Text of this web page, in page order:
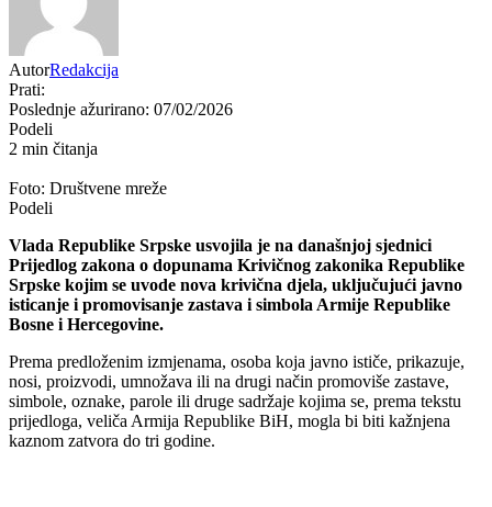
AutorRedakcija
Prati:
Poslednje ažurirano: 07/02/2026
Podeli
2 min čitanja
Foto: Društvene mreže
Podeli
Vlada Republike Srpske usvojila je na današnjoj sjednici
Prijedlog zakona o dopunama Krivičnog zakonika Republike
Srpske kojim se uvode nova krivična djela, uključujući javno
isticanje i promovisanje zastava i simbola Armije Republike
Bosne i Hercegovine.
Prema predloženim izmjenama, osoba koja javno ističe, prikazuje,
nosi, proizvodi, umnožava ili na drugi način promoviše zastave,
simbole, oznake, parole ili druge sadržaje kojima se, prema tekstu
prijedloga, veliča Armija Republike BiH, mogla bi biti kažnjena
kaznom zatvora do tri godine.